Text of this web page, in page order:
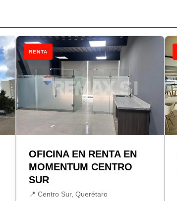
RENTA
OFICINA EN RENTA EN
MOMENTUM CENTRO
SUR
📍 Centro Sur, Querétaro